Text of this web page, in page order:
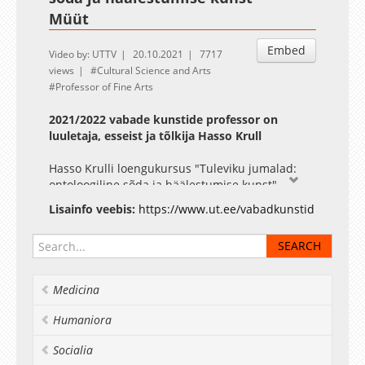
Müüt
Embed
Video by: UTTV 20.10.2021
7717
views
Cultural Science and Arts
Professor of Fine Arts
2021/2022 vabade kunstide professor on
luuletaja, esseist ja tõlkija Hasso Krull
Hasso Krulli loengukursus "Tuleviku jumalad:
ontoloogiline sõda ja häälestumise kunst"
(HVKU.05.037)
Müüt: Kas müüti saab defineerida? Loomislugude
erinevus ja komplementaarsus.
valdkondades aktiivne intellektuaal, kelle
looming sisaldab rohkesti motiive Eesti ja
kaugemategi rahvaste pärimusest ja
Lisainfo veebis: https://www.ut.ee/vabadkunstid
Medicina
Humaniora
Socialia